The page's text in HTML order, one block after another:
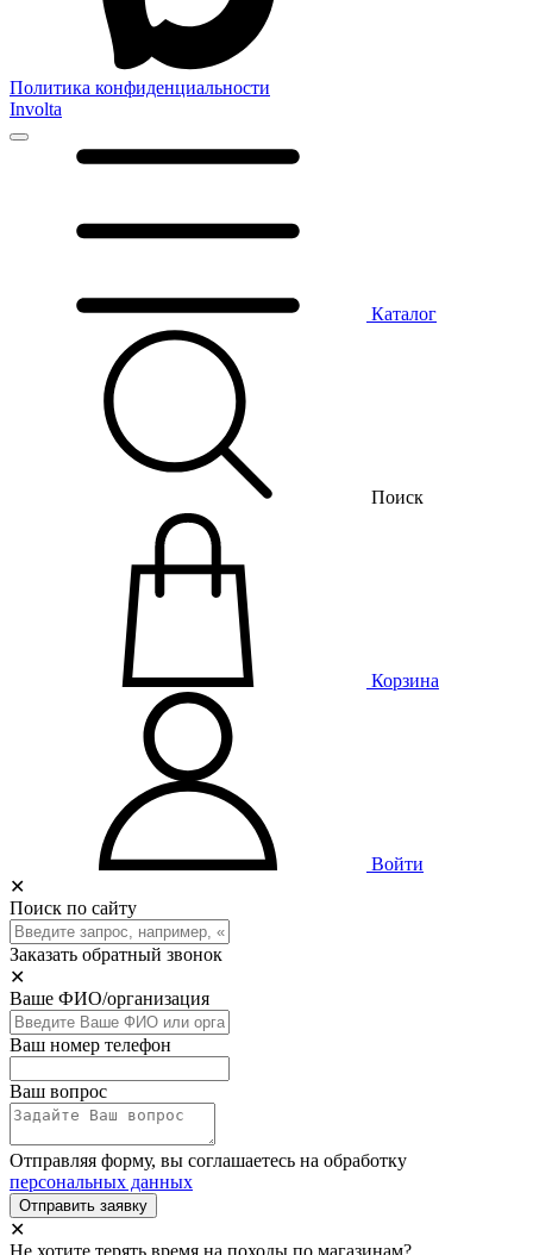
Политика конфиденциальности
Involta
Каталог
Поиск
Корзина
Войти
✕
Поиск по сайту
Заказать обратный звонок
✕
Ваше ФИО/организация
Ваш номер телефон
Ваш вопрос
Отправляя форму, вы соглашаетесь на обработку
персональных данных
Отправить заявку
✕
Не хотите терять время на походы по магазинам?